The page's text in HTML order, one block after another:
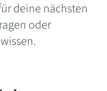
deine nächsten
oder